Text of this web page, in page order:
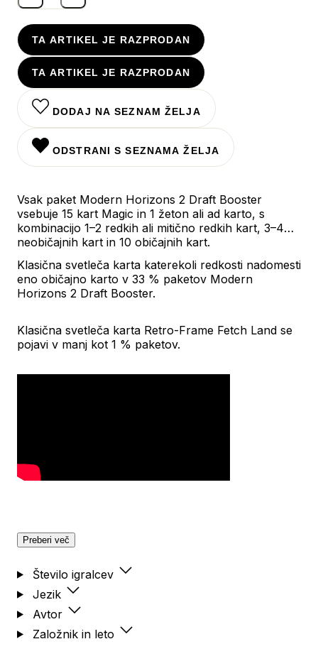
TA ARTIKEL JE RAZPRODAN
TA ARTIKEL JE RAZPRODAN
DODAJ NA SEZNAM ŽELJA
ODSTRANI S SEZNAMA ŽELJA
Vsak paket Modern Horizons 2 Draft Booster
vsebuje 15 kart Magic in 1 žeton ali ad karto, s
kombinacijo 1–2 redkih ali mitično redkih kart, 3–4
neobičajnih kart in 10 običajnih kart.
Klasična svetleča karta katerekoli redkosti nadomesti
eno običajno karto v 33 % paketov Modern
Horizons 2 Draft Booster.
Klasična svetleča karta Retro-Frame Fetch Land se
pojavi v manj kot 1 % paketov.
Preberi več
Število igralcev
Jezik
Avtor
Založnik in leto